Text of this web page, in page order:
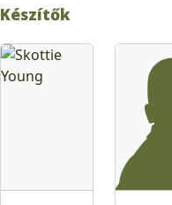
Készítők